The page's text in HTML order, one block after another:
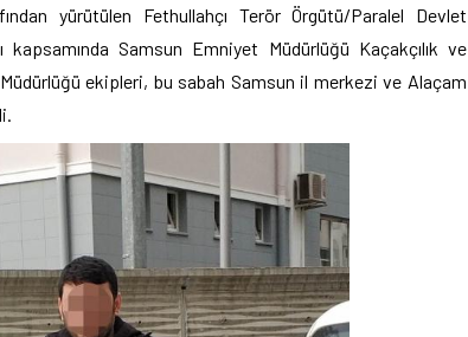
yürütülen Fethullahçı Terör Örgütü/Paralel Devlet
kapsamında Samsun Emniyet Müdürlüğü Kaçakçılık ve
ekipleri, bu sabah Samsun il merkezi ve Alaçam